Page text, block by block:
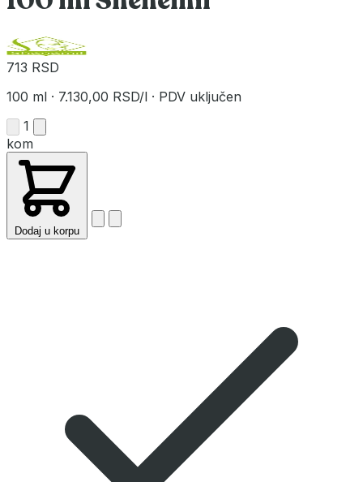
713 RSD
100 ml · 7.130,00 RSD/l · PDV uključen
1
kom
Dodaj u korpu